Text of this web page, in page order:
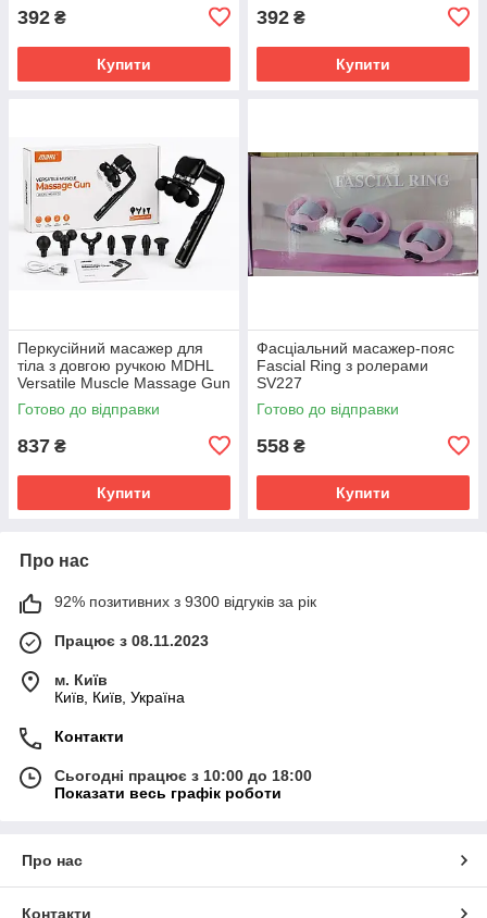
392 ₴
Купити
392 ₴
Купити
Перкусійний масажер для
тіла з довгою ручкою MDHL
Versatile Muscle Massage Gun
MD-XY-15 з 10 насадками
SV227
Готово до відправки
837 ₴
Купити
Фасціальний масажер-пояс
Fascial Ring з ролерами
SV227
Готово до відправки
558 ₴
Купити
Про нас
92% позитивних з 9300 відгуків за рік
Працює з 08.11.2023
м. Київ
Київ, Київ, Україна
Контакти
Сьогодні працює з 10:00 до 18:00
Показати весь графік роботи
Про нас
Контакти